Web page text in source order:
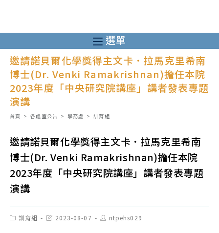
至
主
要
內
選單
邀請諾貝爾化學獎得主文卡．拉馬克里希南
博士(Dr. Venki Ramakrishnan)擔任本院
2023年度「中央研究院講座」講者發表專題
演講
首頁 > 各處室公告 > 學務處 > 訓育組
邀請諾貝爾化學獎得主文卡．拉馬克里希南
博士(Dr. Venki Ramakrishnan)擔任本院
2023年度「中央研究院講座」講者發表專題
演講
Post訓育組
Post2023-08-07
Post
author:
ntpehs029